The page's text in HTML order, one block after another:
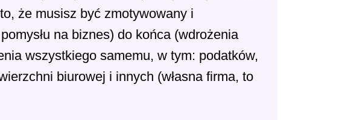
że musisz być zmotywowany i
na biznes) do końca (wdrożenia
wszystkiego samemu, w tym: podatków,
biurowej i innych (własna firma, to